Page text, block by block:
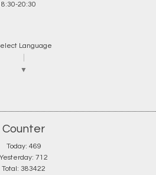
20:30
Language
▼
Counter
Today: 469
Yesterday: 712
Total: 383422